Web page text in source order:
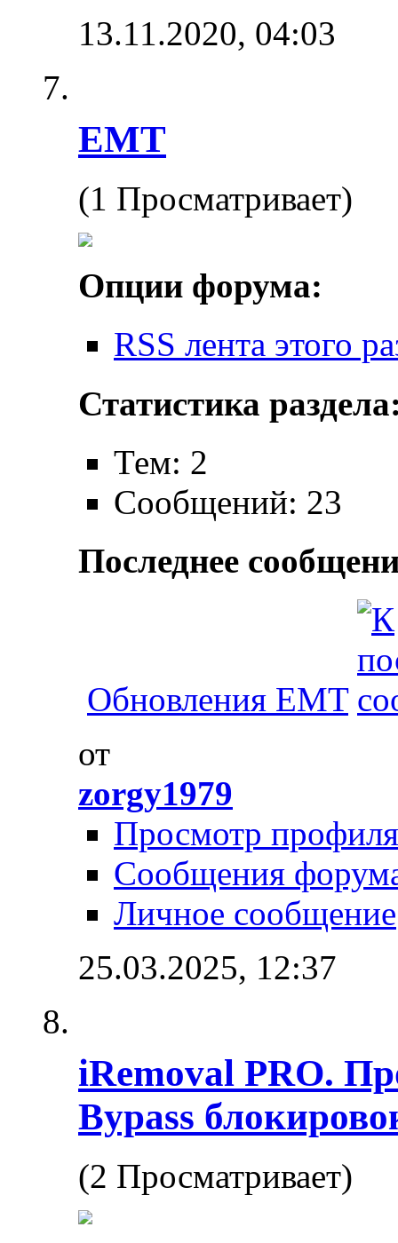
13.11.2020, 04:03
EMT
(1 Просматривает)
Опции форума:
RSS лента этого
Статистика
Тем: 2
Сообщений: 23
Последнее
Обновления EMT
от
zorgy1979
Просмотр профиля
Сообщения
Личное сообщение
25.03.2025, 12:37
iRemoval PRO.
Bypass
(2 Просматривает)